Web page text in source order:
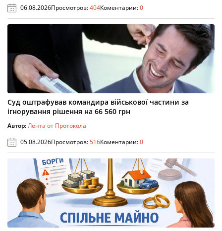
06.08.2026Просмотров:404Коментарии:0
Суд оштрафував командира військової частини за
ігнорування рішення на 66 560 грн
Автор:Лента от Протокола
05.08.2026Просмотров:516Коментарии:0